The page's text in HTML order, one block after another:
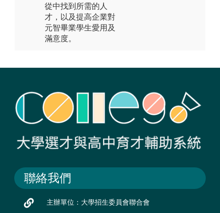
從中找到所需的人
才，以及提高企業對
元智畢業學生愛用及
滿意度。
聯絡我們
主辦單位：大學招生委員會聯合會